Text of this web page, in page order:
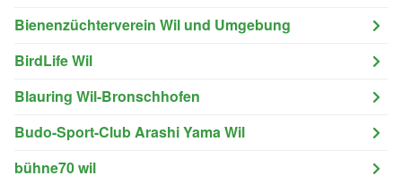
Bienenzüchterverein Wil und Umgebung
BirdLife Wil
Blauring Wil-Bronschhofen
Budo-Sport-Club Arashi Yama Wil
bühne70 wil